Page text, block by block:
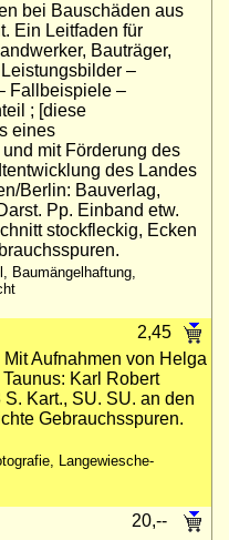
bei Bauschäden aus
Ein Leitfaden für
Bauträger,
–
Fallbeispiele –
; [diese
eines
mit Förderung des
des Landes
Berlin: Bauverlag,
Pp. Einband etw.
stockfleckig, Ecken
Baumängelhaftung,
Aufnahmen von Helga
Karl Robert
Kart., SU. SU. an den
Gebrauchsspuren.
Langewiesche-
2,45
20,--